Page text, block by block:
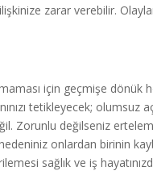
zarar verebilir.
için geçmişe dönük
tetikleyecek; olumsuz
Zorunlu değilseniz
onlardan birinin
sağlık ve iş